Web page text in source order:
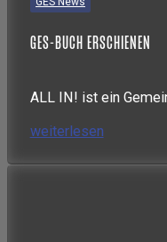
GES-BUCH ERSCHIENEN
ALL IN! ist ein
weiterlesen